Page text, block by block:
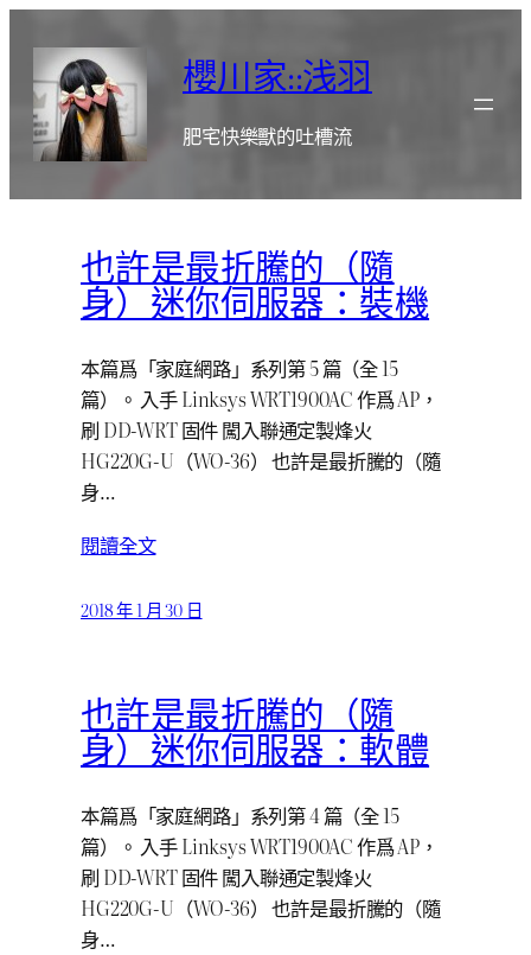
櫻川家::浅羽
肥宅快樂獸的吐槽流
也許是最折騰的（隨
身）迷你伺服器：裝機
本篇爲「家庭網路」系列第 5 篇（全 15
篇）。 入手 Linksys WRT1900AC 作爲 AP，
刷 DD-WRT 固件 闖入聯通定製烽火
HG220G-U（WO-36） 也許是最折騰的（隨
身…
閱讀全文
2018 年 1 月 30 日
也許是最折騰的（隨
身）迷你伺服器：軟體
本篇爲「家庭網路」系列第 4 篇（全 15
篇）。 入手 Linksys WRT1900AC 作爲 AP，
刷 DD-WRT 固件 闖入聯通定製烽火
HG220G-U（WO-36） 也許是最折騰的（隨
身…